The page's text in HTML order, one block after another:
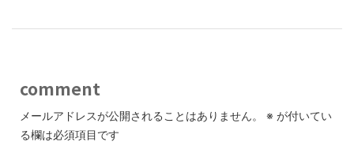
comment
メールアドレスが公開されることはありません。 ※ が付いてい
る欄は必須項目です